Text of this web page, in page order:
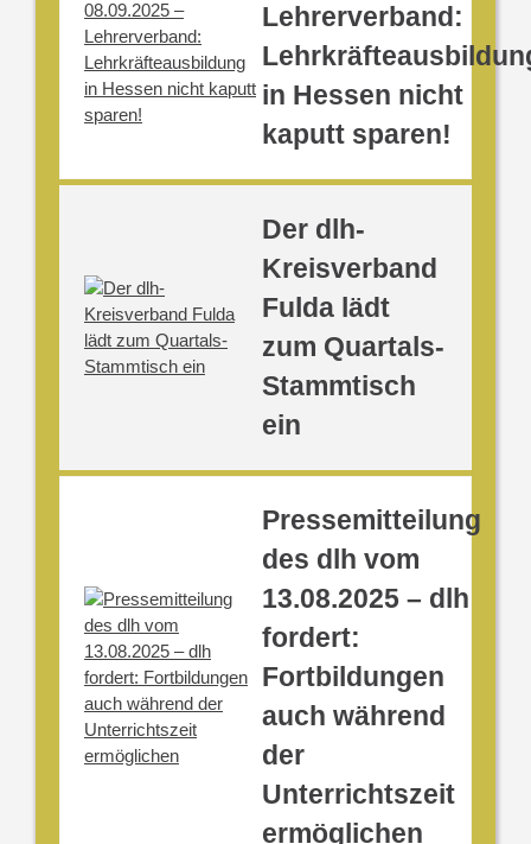
Lehrerverband:
in Hessen nicht
kaputt sparen!
Der dlh-
Kreisverband
Fulda lädt
zum Quartals-
Stammtisch
ein
Pressemitteilung
des dlh vom
13.08.2025 – dlh
fordert:
Fortbildungen
auch während
der
Unterrichtszeit
ermöglichen